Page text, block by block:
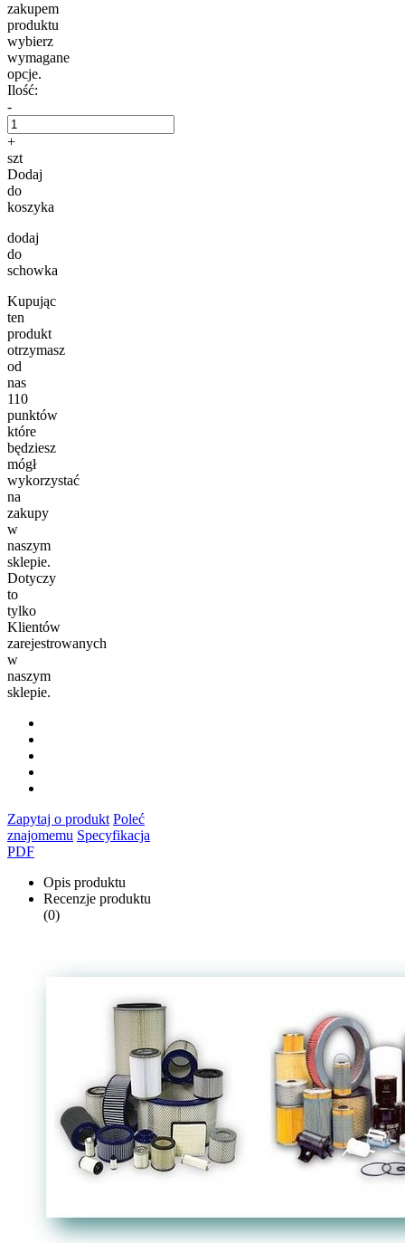
zakupem
produktu
wybierz
wymagane
opcje.
Ilość:
-
+
szt
Dodaj
do
koszyka
dodaj
do
schowka
Kupując
ten
produkt
otrzymasz
od
nas
110
punktów
które
będziesz
mógł
wykorzystać
na
zakupy
w
naszym
sklepie.
Dotyczy
to
tylko
Klientów
zarejestrowanych
w
naszym
sklepie.
Zapytaj o produkt Poleć
znajomemu Specyfikacja
PDF
Opis produktu
Recenzje produktu
(0)